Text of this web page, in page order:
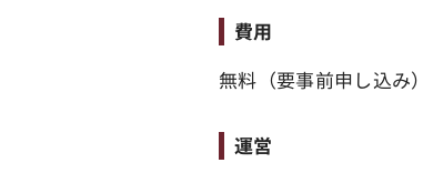
費用
無料（要事前申し込み）
運営